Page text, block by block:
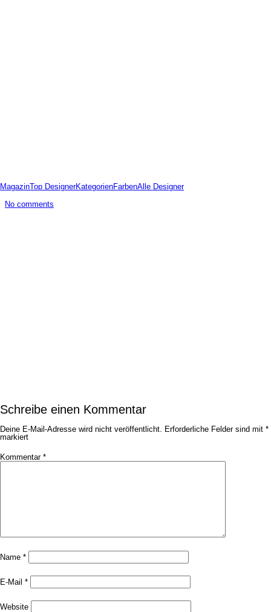
MagazinTop DesignerKategorienFarbenAlle Designer
No comments
Schreibe einen Kommentar
Deine E-Mail-Adresse wird nicht veröffentlicht. Erforderliche Felder sind mit *
markiert
Kommentar *
Name *
E-Mail *
Website